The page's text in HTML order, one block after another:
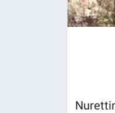
Gündem Özel